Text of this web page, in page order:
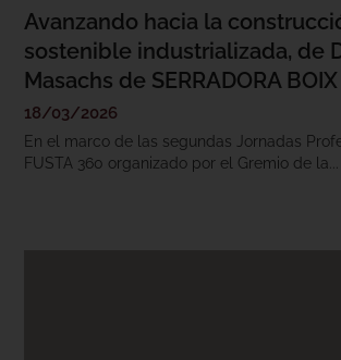
Avanzando hacia la
sostenible industrializada, de
Masachs de SERRADORA BOIX
18/03/2026
En el marco de las segundas Jornadas
FUSTA 360 organizado por el Gremio de la...